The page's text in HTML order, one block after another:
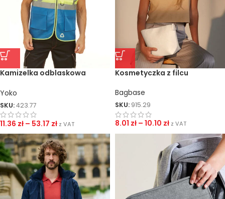
Kamizelka odblaskowa
Yoko
SKU:423.77
11.36 zł – 53.17 zł z VAT
Kosmetyczka z filcu
Bagbase
SKU: 915.29
8.01 zł – 10.10 zł z VAT